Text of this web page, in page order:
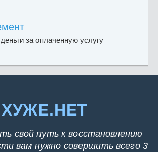
за оплаченную услугу
ХУЖЕ.НЕТ
свой путь к восстановлению
вам нужно совершить всего 3